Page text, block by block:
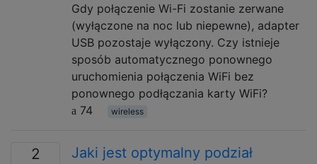
Gdy połączenie Wi-Fi zostanie zerwane
(wyłączone na noc lub niepewne), adapter
USB pozostaje wyłączony. Czy istnieje
sposób automatycznego ponownego
uruchomienia połączenia WiFi bez
ponownego podłączania karty WiFi?
74
wireless
2
Jaki jest optymalny podział